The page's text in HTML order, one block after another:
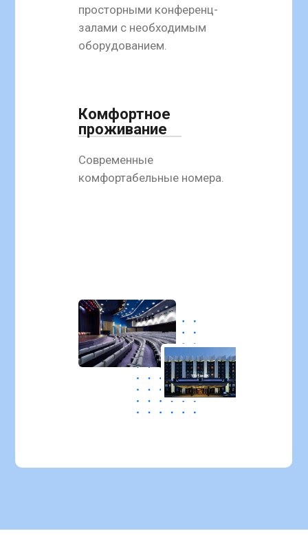
просторными конференц-
залами с необходимым
оборудованием.
Современные
комфортабельные номера.
Комфортное
проживание